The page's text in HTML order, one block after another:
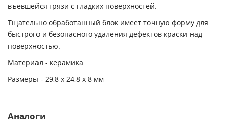
въевшейся грязи с гладких поверхностей.
Тщательно обработанный блок имеет точную форму для
быстрого и безопасного удаления дефектов краски над
поверхностью.
Материал - керамика
Размеры - 29,8 x 24,8 x 8 мм
Аналоги